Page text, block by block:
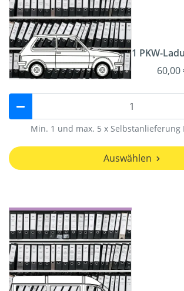
1 PKW-
60,00
Min. 1 und max. 5 x Selbstanlieferung
Auswählen